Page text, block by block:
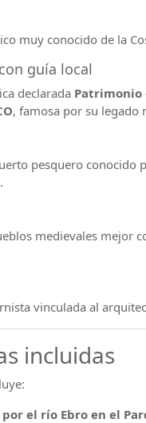
muy conocido de la
guía local
declarada Patrimonio
, famosa por su legado
pesquero conocido
medievales mejor
vinculada al
incluidas
por el río Ebro en el